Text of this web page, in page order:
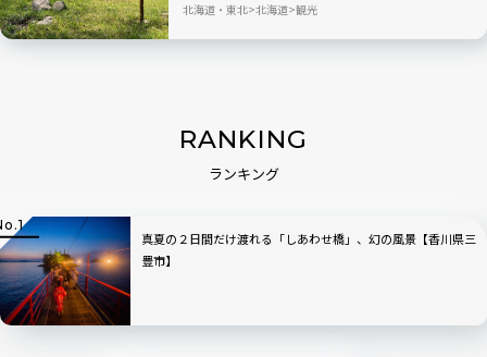
北海道・東北 北海道 観光
RANKING
ランキング
真夏の２日間だけ渡れる「しあわせ橋」、幻の風景【香川県三
豊市】